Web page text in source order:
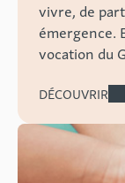
vivre, de
émergence.
vocation du
DÉCOUVRIR